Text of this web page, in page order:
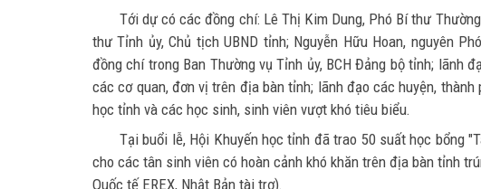
Tới dự có các đồng chí: Lê Thị Kim Dung, Phó Bí thư
thư Tỉnh ủy, Chủ tịch UBND tỉnh; Nguyễn Hữu Hoan, nguyên
đồng chí trong Ban Thường vụ Tỉnh ủy, BCH Đảng bộ tỉnh; lãnh
các cơ quan, đơn vị trên địa bàn tỉnh; lãnh đạo các huyện,
học tỉnh và các học sinh, sinh viên vượt khó tiêu biểu.
Tại buổi lễ, Hội Khuyến học tỉnh đã trao 50 suất học bổng
cho các tân sinh viên có hoàn cảnh khó khăn trên địa bàn tỉnh
Quốc tế EREX, Nhật Bản tài trợ).